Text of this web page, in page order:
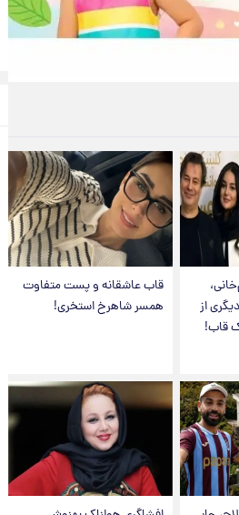
از
قاب!
قاب عاشقانه و پست متفاوت
همسر شاهرخ استخری!